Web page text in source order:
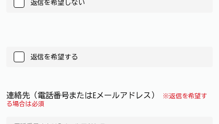
返信を希望しない
返信を希望する
連絡先（電話番号またはEメールアドレス）
※返信を希望す
る場合は必須